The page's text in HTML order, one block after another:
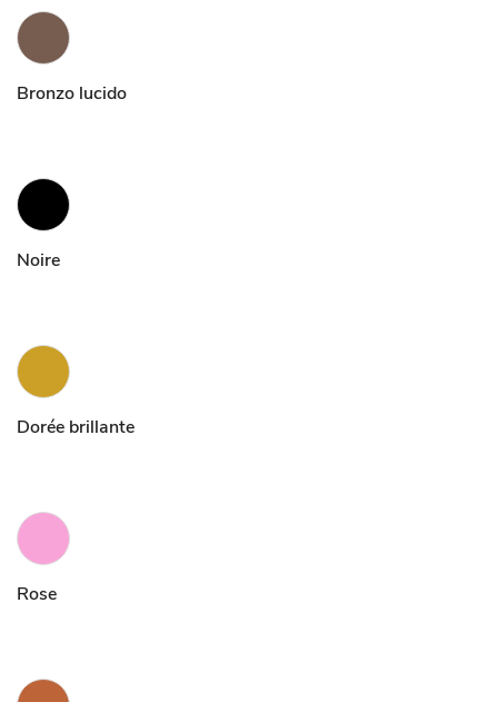
Bronzo lucido
Noire
Dorée brillante
Rose